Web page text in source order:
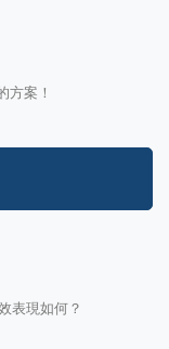
案！
表現如何？